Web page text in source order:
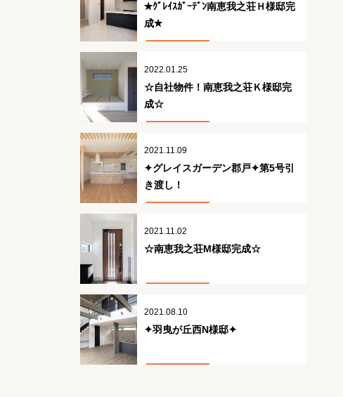
✭ｸﾞﾚｲｽｶﾞｰﾃﾞﾝ南恵我之荘Ｈ様邸完
成✭
2022.01.25
☆自社物件！南恵我之荘Ｋ様邸完
成☆
2021.11.09
✦グレイスガーデン郡戸✦第5号引
き渡し！
2021.11.02
☆南恵我之荘M様邸完成☆
2021.08.10
✦羽曳が丘西N様邸✦